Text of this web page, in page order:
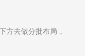
方去做分批布局，